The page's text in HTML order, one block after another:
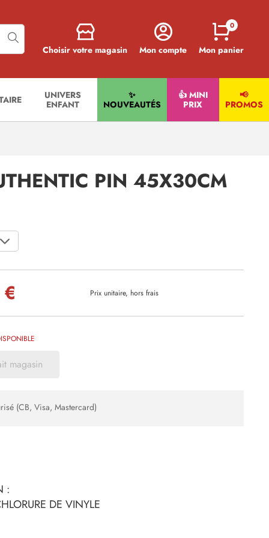
Choisir votre magasin Mon compte Mon panier
0
UNIVERS
ENFANT
✨
NOUVEAUTÉS
👍 MINI
PRIX
📢
PROMOS
PIN 45X30CM
Prix unitaire, hors frais
magasin
(CB, Visa, Mastercard)
:
DE VINYLE